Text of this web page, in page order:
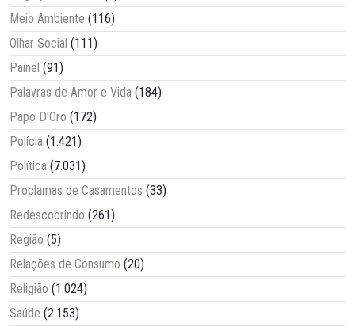
Meio Ambiente (116)
Olhar Social (111)
Painel (91)
Palavras de Amor e Vida (184)
Papo D'Oro (172)
Polícia (1.421)
Política (7.031)
Proclamas de Casamentos (33)
Redescobrindo (261)
Região (5)
Relações de Consumo (20)
Religião (1.024)
Saúde (2.153)